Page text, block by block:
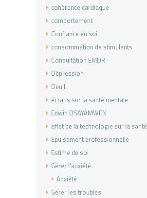
cohérence cardiaque
comportement
Confiance en soi
consommation de stimulants
Consultation EMDR
Dépression
Deuil
écrans sur la santé mentale
Edwin OSAYAMWEN
effet de la technologie sur la santé
Epuisement professionnelle
Estime de soi
Gérer l'anxiété
Anxiété
Gérer les troubles